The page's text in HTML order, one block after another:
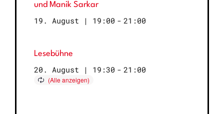
und Manik Sarkar
19. August | 19:00 - 21:00
Lesebühne
20. August | 19:30 - 21:00